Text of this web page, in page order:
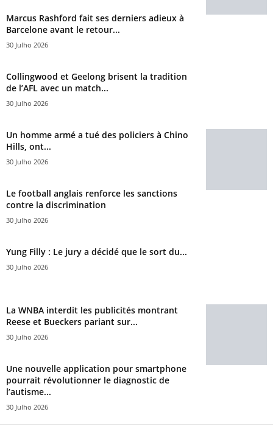
Marcus Rashford fait ses derniers adieux à
Barcelone avant le retour...
30 Julho 2026
Collingwood et Geelong brisent la tradition
de l’AFL avec un match...
30 Julho 2026
Un homme armé a tué des policiers à Chino
Hills, ont...
30 Julho 2026
Le football anglais renforce les sanctions
contre la discrimination
30 Julho 2026
Yung Filly : Le jury a décidé que le sort du...
30 Julho 2026
La WNBA interdit les publicités montrant
Reese et Bueckers pariant sur...
30 Julho 2026
Une nouvelle application pour smartphone
pourrait révolutionner le diagnostic de
l’autisme...
30 Julho 2026